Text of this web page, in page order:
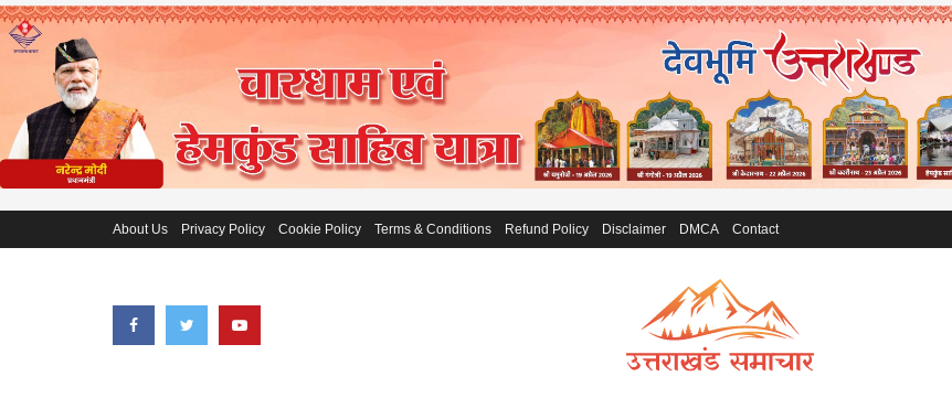
About Us Privacy Policy Cookie Policy Terms & Conditions Refund Policy Disclaimer DMCA Contact